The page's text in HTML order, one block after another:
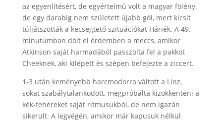
az egyenlítésért, de egyértelmű volt a magyar fölény,
de egy darabig nem született újabb gól, mert kicsit
túljátszották a kecsegtető szituációkat Háriék. A 49.
minutumban dőlt el érdemben a meccs, amikor
Atkinson saját harmadából passzolta fel a pakkot
Cheeknek, aki kilépett és szépen befejezte a ziccert.
1-3 után keményebb harcmodorra váltott a Linz,
sokat szabálytalankodott, megpróbálta kizökkenteni a
kék-fehéreket saját ritmusukból, de nem igazán
sikerült. A legvégén, amikor már kapusuk nélkül